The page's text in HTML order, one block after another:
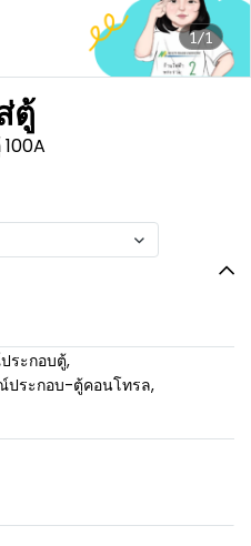
1/1
ตู้
ระกอบตู้,
ประกอบ-ตู้คอนโทรล,